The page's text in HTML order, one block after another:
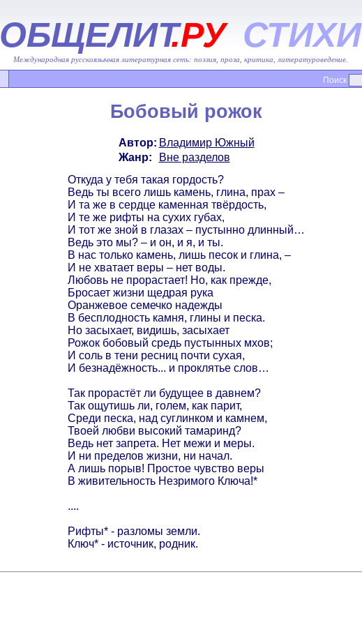
ОБЩЕЛИТ.РУ СТИХИ
Международная русскоязычная литературная сеть: поэзия, проза, критика, литературоведение.
Поиск
Бобовый рожок
Автор: Владимир Южный
Жанр:
Вне разделов
Откуда у тебя такая гордость?
Ведь ты всего лишь камень, глина, прах –
И та же в сердце каменная твёрдость,
И те же рифты на сухих губах,
И тот же зной в глазах – пустынно длинный…
Ведь это мы? – и он, и я, и ты.
В нас только камень, лишь песок и глина, –
И не хватает веры – нет воды.
Любовь не прорастает! Но, как прежде,
Бросает жизни щедрая рука
Оранжевое семечко надежды
В бесплодность камня, глины и песка.
Но засыхает, видишь, засыхает
Рожок бобовый средь пустынных мхов;
И соль в тени ресниц почти сухая,
И безнадёжность... и проклятье слов…
Так прорастёт ли будущее в давнем?
Так ощутишь ли, голем, как парит,
Среди песка, над суглинком и камнем,
Твоей любви высокий тамаринд?
Ведь нет запрета. Нет межи и меры.
И ни пределов жизни, ни начал.
А лишь порыв! Простое чувство веры
В живительность Незримого Ключа!*
....
Рифты* - разломы земли.
Ключ* - источник, родник.